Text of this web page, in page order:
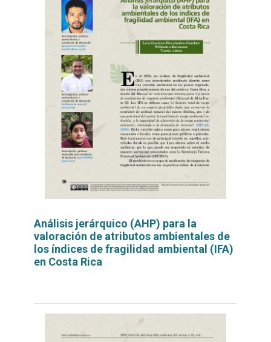
Análisis jerárquico (AHP) para la
valoración de atributos ambientales de
los índices de fragilidad ambiental (IFA)
en Costa Rica